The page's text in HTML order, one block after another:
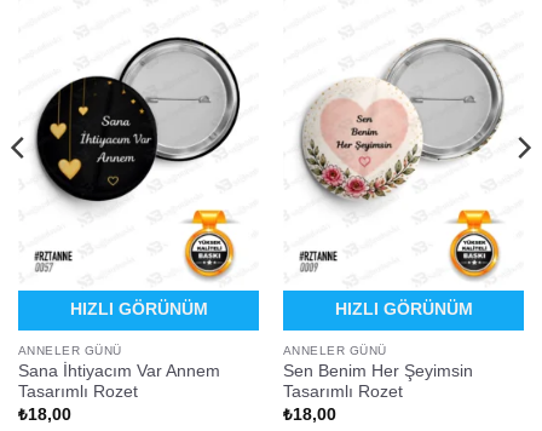
HIZLI GÖRÜNÜM
ANNELER GÜNÜ
Sana İhtiyacım Var Annem
Tasarımlı Rozet
₺18,00
HIZLI GÖRÜNÜM
ANNELER GÜNÜ
Sen Benim Her Şeyimsin
Tasarımlı Rozet
₺18,00